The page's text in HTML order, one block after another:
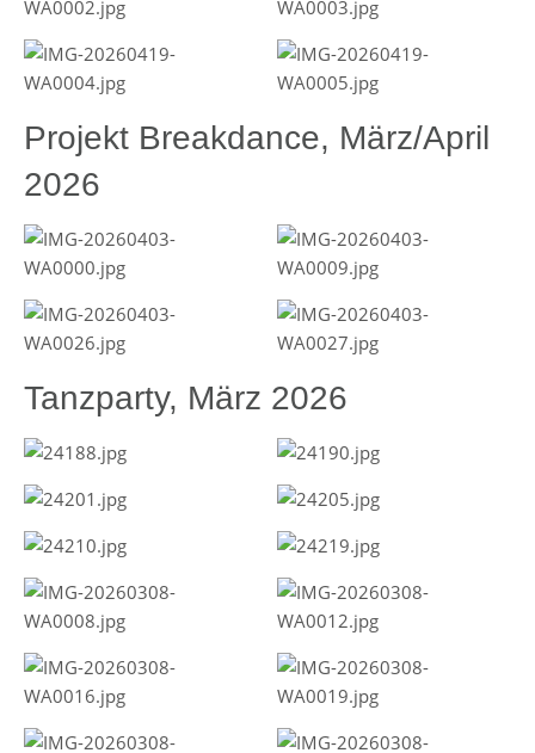
Projekt Breakdance, März/April
2026
Tanzparty, März 2026